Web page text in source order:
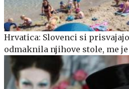
Hrvatica: Slovenci si
odmaknila njihove stole, me